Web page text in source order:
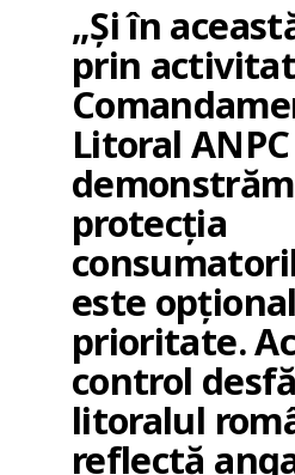
„Și în
prin
Litoral
protecția
este
prioritate.
control
litoralul
reflectă